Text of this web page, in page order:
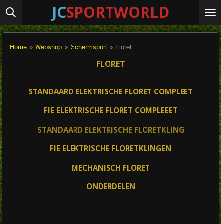
Ga
direct
naar
hoofdinhoud
JCSPORTWORLD
Home » Webshop » Schermsport » Floret
FLORET
STANDAARD ELEKTRISCHE FLORET COMPLEET
FIE ELEKTRISCHE FLORET COMPLEEET
STANDAARD ELEKTRISCHE FLORETKLING
FIE ELEKTRISCHE FLORETKLINGEN
MECHANISCH FLORET
ONDERDELEN